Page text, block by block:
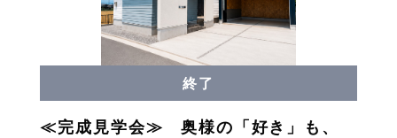
終了
≪完成見学会≫ 奥様の「好き」も、